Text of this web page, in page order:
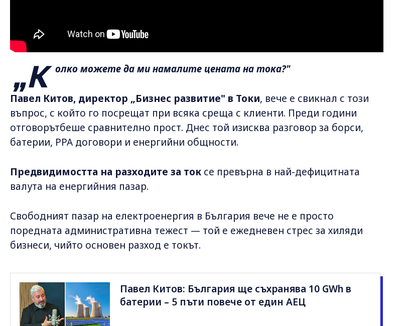
„К олко можете да ми намалите цената на тока?"
Павел Китов, директор „Бизнес развитие" в Токи, вече е свикнал с този
въпрос, с който го посрещат при всяка среща с клиенти. Преди години
отговорътбеше сравнително прост. Днес той изисква разговор за борси,
батерии, PPA договори и енергийни общности.
Предвидимостта на разходите за ток се превърна в най-дефицитната
валута на енергийния пазар.
Свободният пазар на електроенергия в България вече не е просто
поредната административна тежест — той е ежедневен стрес за хиляди
бизнеси, чийто основен разход е токът.
Павел Китов: България ще съхранява 10 GWh в
батерии – 5 пъти повече от един АЕЦ